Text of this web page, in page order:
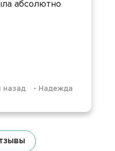
абсолютно
назад - Надежда